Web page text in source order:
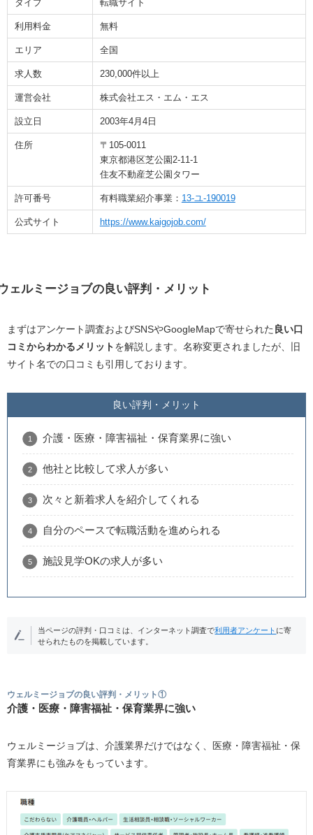
タイプ 転職サイト
利用料金 無料
エリア 全国
求人数 230,000件以上
運営会社 株式会社エス・エム・エス
設立日 2003年4月4日
住所
〒105-0011
東京都港区芝公園2-11-1
住友不動産芝公園タワー
許可番号 有料職業紹介事業： 13-ユ-190019
公式サイト https://www.kaigojob.com/
ェルミージョブの良い評判・メリット
まずはアンケート調査およびSNSやGoogleMapで寄せられた 良い口
コミからわかるメリットを解説します。名称変更されましたが、旧
サイト名での口コミも引用しております。
良い評判・メリット
介護・医療・障害福祉・保育業界に強い
他社と比較して求人が多い
次々と新着求人を紹介してくれる
自分のペースで転職活動を進められる
施設見学OKの求人が多い
当ページの評判・口コミは、インターネット調査で利用者アンケート に寄
せられたものを掲載しています。
ウェルミージョブの良い評判・メリット①
介護・医療・障害福祉・保育業界に強い
ウェルミージョブは、介護業界だけではなく、医療・障害福祉・保
育業界にも強みをもっています。